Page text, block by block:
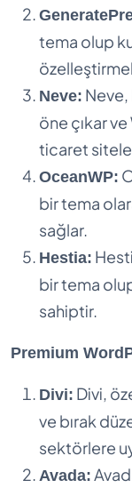
tema olup
Neve: Neve,
öne çıkar
ticaret
OceanWP:
bir tema
sağlar.
Hestia:
bir tema
sahiptir.
Premium
Divi: Divi,
ve bırak
sektörlere
Avada: